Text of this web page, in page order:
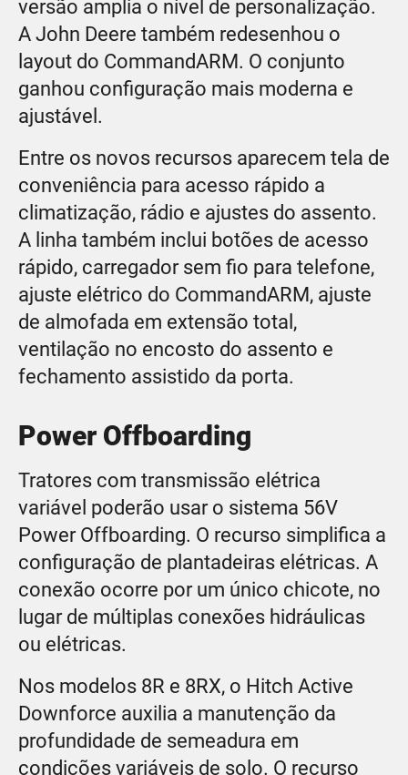
versão amplia o nível de personalização.
A John Deere também redesenhou o
layout do CommandARM. O conjunto
ganhou configuração mais moderna e
ajustável.
Entre os novos recursos aparecem tela de
conveniência para acesso rápido a
climatização, rádio e ajustes do assento.
A linha também inclui botões de acesso
rápido, carregador sem fio para telefone,
ajuste elétrico do CommandARM, ajuste
de almofada em extensão total,
ventilação no encosto do assento e
fechamento assistido da porta.
Power Offboarding
Tratores com transmissão elétrica
variável poderão usar o sistema 56V
Power Offboarding. O recurso simplifica a
configuração de plantadeiras elétricas. A
conexão ocorre por um único chicote, no
lugar de múltiplas conexões hidráulicas
ou elétricas.
Nos modelos 8R e 8RX, o Hitch Active
Downforce auxilia a manutenção da
profundidade de semeadura em
condições variáveis de solo. O recurso